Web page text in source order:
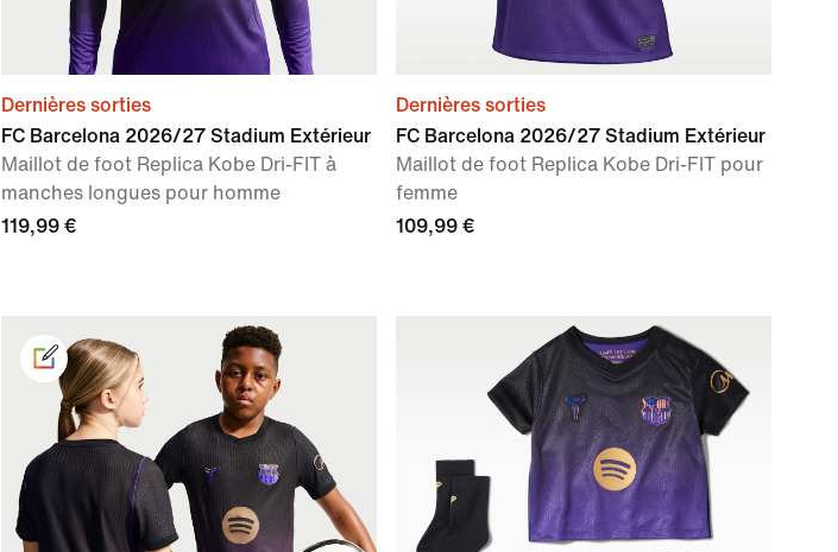
Dernières sorties
FC Barcelona 2026/27 Stadium Extérieur
Maillot de foot Replica Kobe Dri-FIT à
manches longues pour homme
119,99 €
Dernières sorties
FC Barcelona 2026/27 Stadium Extérieur
Maillot de foot Replica Kobe Dri-FIT pour
femme
109,99 €